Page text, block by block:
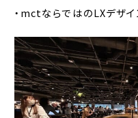
・mctならではのLXデザイ